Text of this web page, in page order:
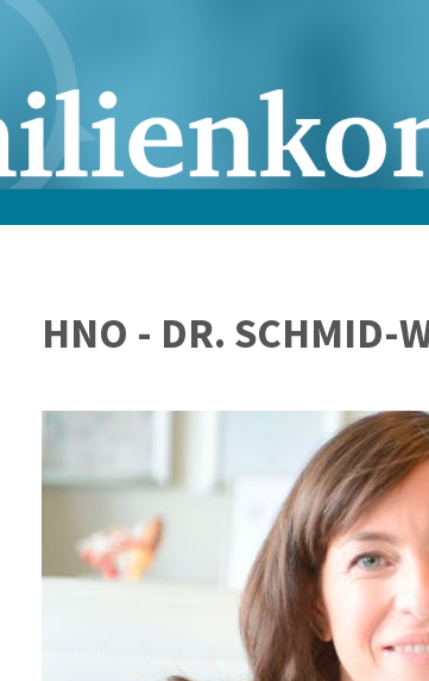
HNO - DR. SCHMID-